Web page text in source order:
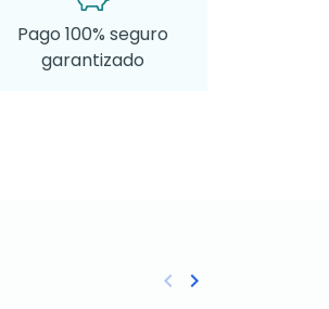
Pago 100% seguro
garantizado
Anterior
keyboard_arrow_left Siguiente
keyboard_arrow_right